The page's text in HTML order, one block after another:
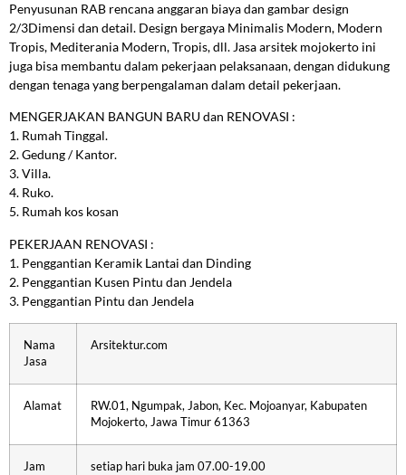
Penyusunan RAB rencana anggaran biaya dan gambar design
2/3Dimensi dan detail. Design bergaya Minimalis Modern, Modern
Tropis, Mediterania Modern, Tropis, dll. Jasa arsitek mojokerto ini
juga bisa membantu dalam pekerjaan pelaksanaan, dengan didukung
dengan tenaga yang berpengalaman dalam detail pekerjaan.
MENGERJAKAN BANGUN BARU dan RENOVASI :
1. Rumah Tinggal.
2. Gedung / Kantor.
3. Villa.
4. Ruko.
5. Rumah kos kosan
PEKERJAAN RENOVASI :
1. Penggantian Keramik Lantai dan Dinding
2. Penggantian Kusen Pintu dan Jendela
3. Penggantian Pintu dan Jendela
Nama
Jasa
Arsitektur.com
Alamat
RW.01, Ngumpak, Jabon, Kec. Mojoanyar, Kabupaten
Mojokerto, Jawa Timur 61363
Jam
setiap hari buka jam 07.00-19.00